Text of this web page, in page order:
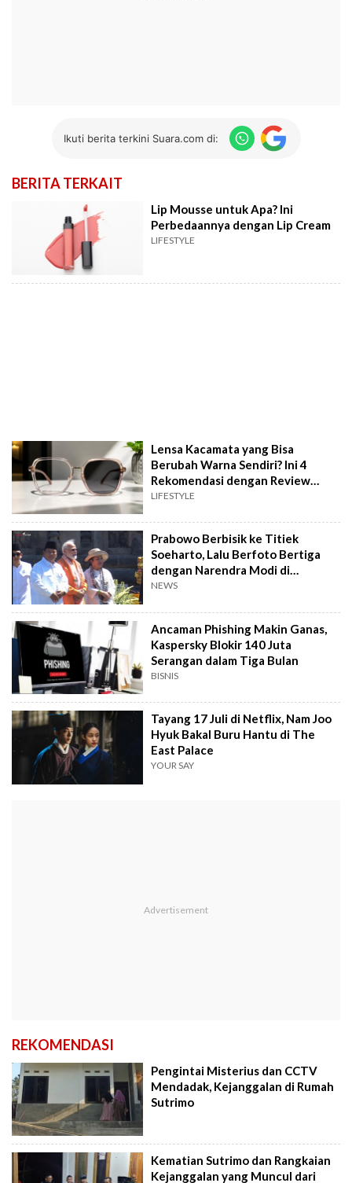
Ikuti berita terkini Suara.com di:
BERITA TERKAIT
Lip Mousse untuk Apa? Ini
Perbedaannya dengan Lip Cream
LIFESTYLE
Lensa Kacamata yang Bisa
Berubah Warna Sendiri? Ini 4
Rekomendasi dengan Review
Bintang 5
LIFESTYLE
Prabowo Berbisik ke Titiek
Soeharto, Lalu Berfoto Bertiga
dengan Narendra Modi di
Prambanan
NEWS
Ancaman Phishing Makin Ganas,
Kaspersky Blokir 140 Juta
Serangan dalam Tiga Bulan
BISNIS
Tayang 17 Juli di Netflix, Nam Joo
Hyuk Bakal Buru Hantu di The
East Palace
YOUR SAY
REKOMENDASI
Pengintai Misterius dan CCTV
Mendadak, Kejanggalan di Rumah
Sutrimo
Kematian Sutrimo dan Rangkaian
Kejanggalan yang Muncul dari